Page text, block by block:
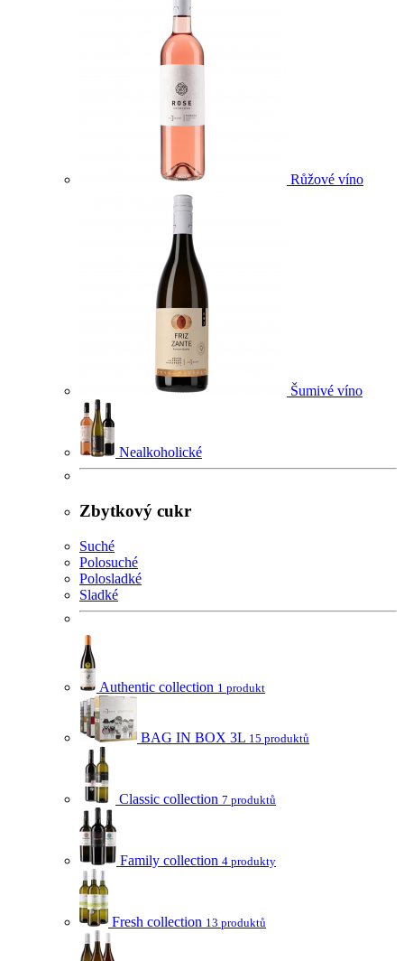
Růžové víno
Šumivé víno
Nealkoholické
Zbytkový cukr
Suché
Polosuché
Polosladké
Sladké
Authentic collection 1 produkt
BAG IN BOX 3L 15 produktů
Classic collection 7 produktů
Family collection 4 produkty
Fresh collection 13 produktů